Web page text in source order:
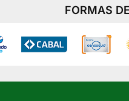
FORMAS